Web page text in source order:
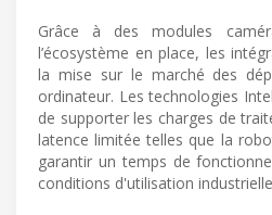
Grâce à des modules
l’écosystème en place, les
la mise sur le marché des
ordinateur. Les technologies
de supporter les charges de
latence limitée telles que la
garantir un temps de
conditions d'utilisation